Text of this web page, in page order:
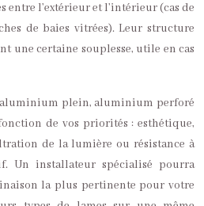
l’extérieur et l’intérieur (cas de
de baies vitrées). Leur structure
une certaine souplesse, utile en cas
plein, aluminium perforé
de vos priorités : esthétique,
de la lumière ou résistance à
Un installateur spécialisé pourra
la plus pertinente pour votre